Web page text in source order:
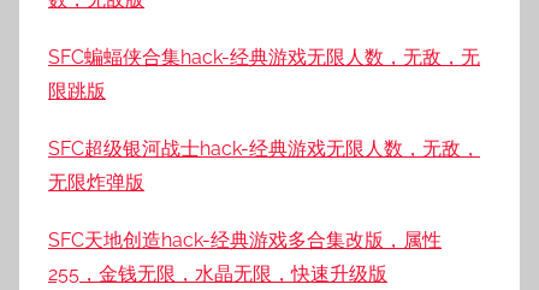
SFC蝙蝠侠合集hack-经典游戏无限人数，无敌，无
限跳版
SFC超级银河战士hack-经典游戏无限人数，无敌，
无限炸弹版
SFC天地创造hack-经典游戏多合集改版，属性
255，金钱无限，水晶无限，快速升级版